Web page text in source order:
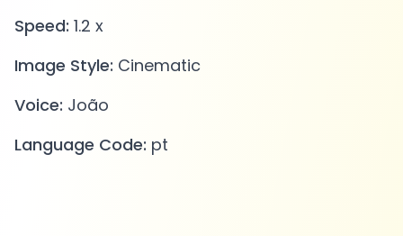
Speed: 1.2 x
Image Style: Cinematic
Voice: João
Language Code: pt